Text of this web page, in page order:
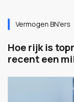
Vermogen BN'ers
Hoe rijk is
recent een